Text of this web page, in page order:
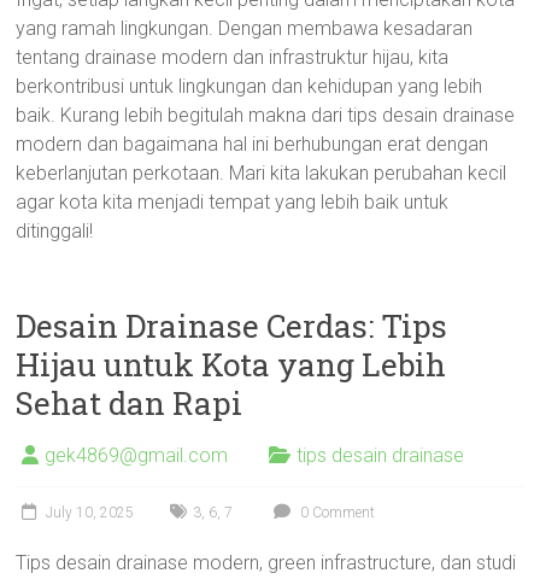
yang ramah lingkungan. Dengan membawa kesadaran
tentang drainase modern dan infrastruktur hijau, kita
berkontribusi untuk lingkungan dan kehidupan yang lebih
baik. Kurang lebih begitulah makna dari tips desain drainase
modern dan bagaimana hal ini berhubungan erat dengan
keberlanjutan perkotaan. Mari kita lakukan perubahan kecil
agar kota kita menjadi tempat yang lebih baik untuk
ditinggali!
Desain Drainase Cerdas: Tips
Hijau untuk Kota yang Lebih
Sehat dan Rapi
gek4869@gmail.com tips desain drainase
July 10, 2025 3, 6,7 0 Comment
Tips desain drainase modern, green infrastructure, dan studi